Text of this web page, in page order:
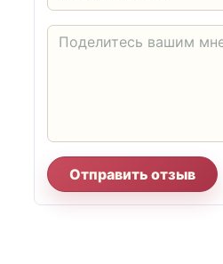
Отправить отзыв